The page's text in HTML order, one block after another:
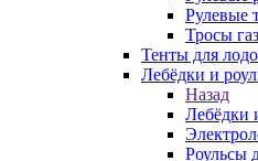
Рулевые
Тросы
Тенты для
Лебёдки и
Назад
Лебёдки
Роульсы